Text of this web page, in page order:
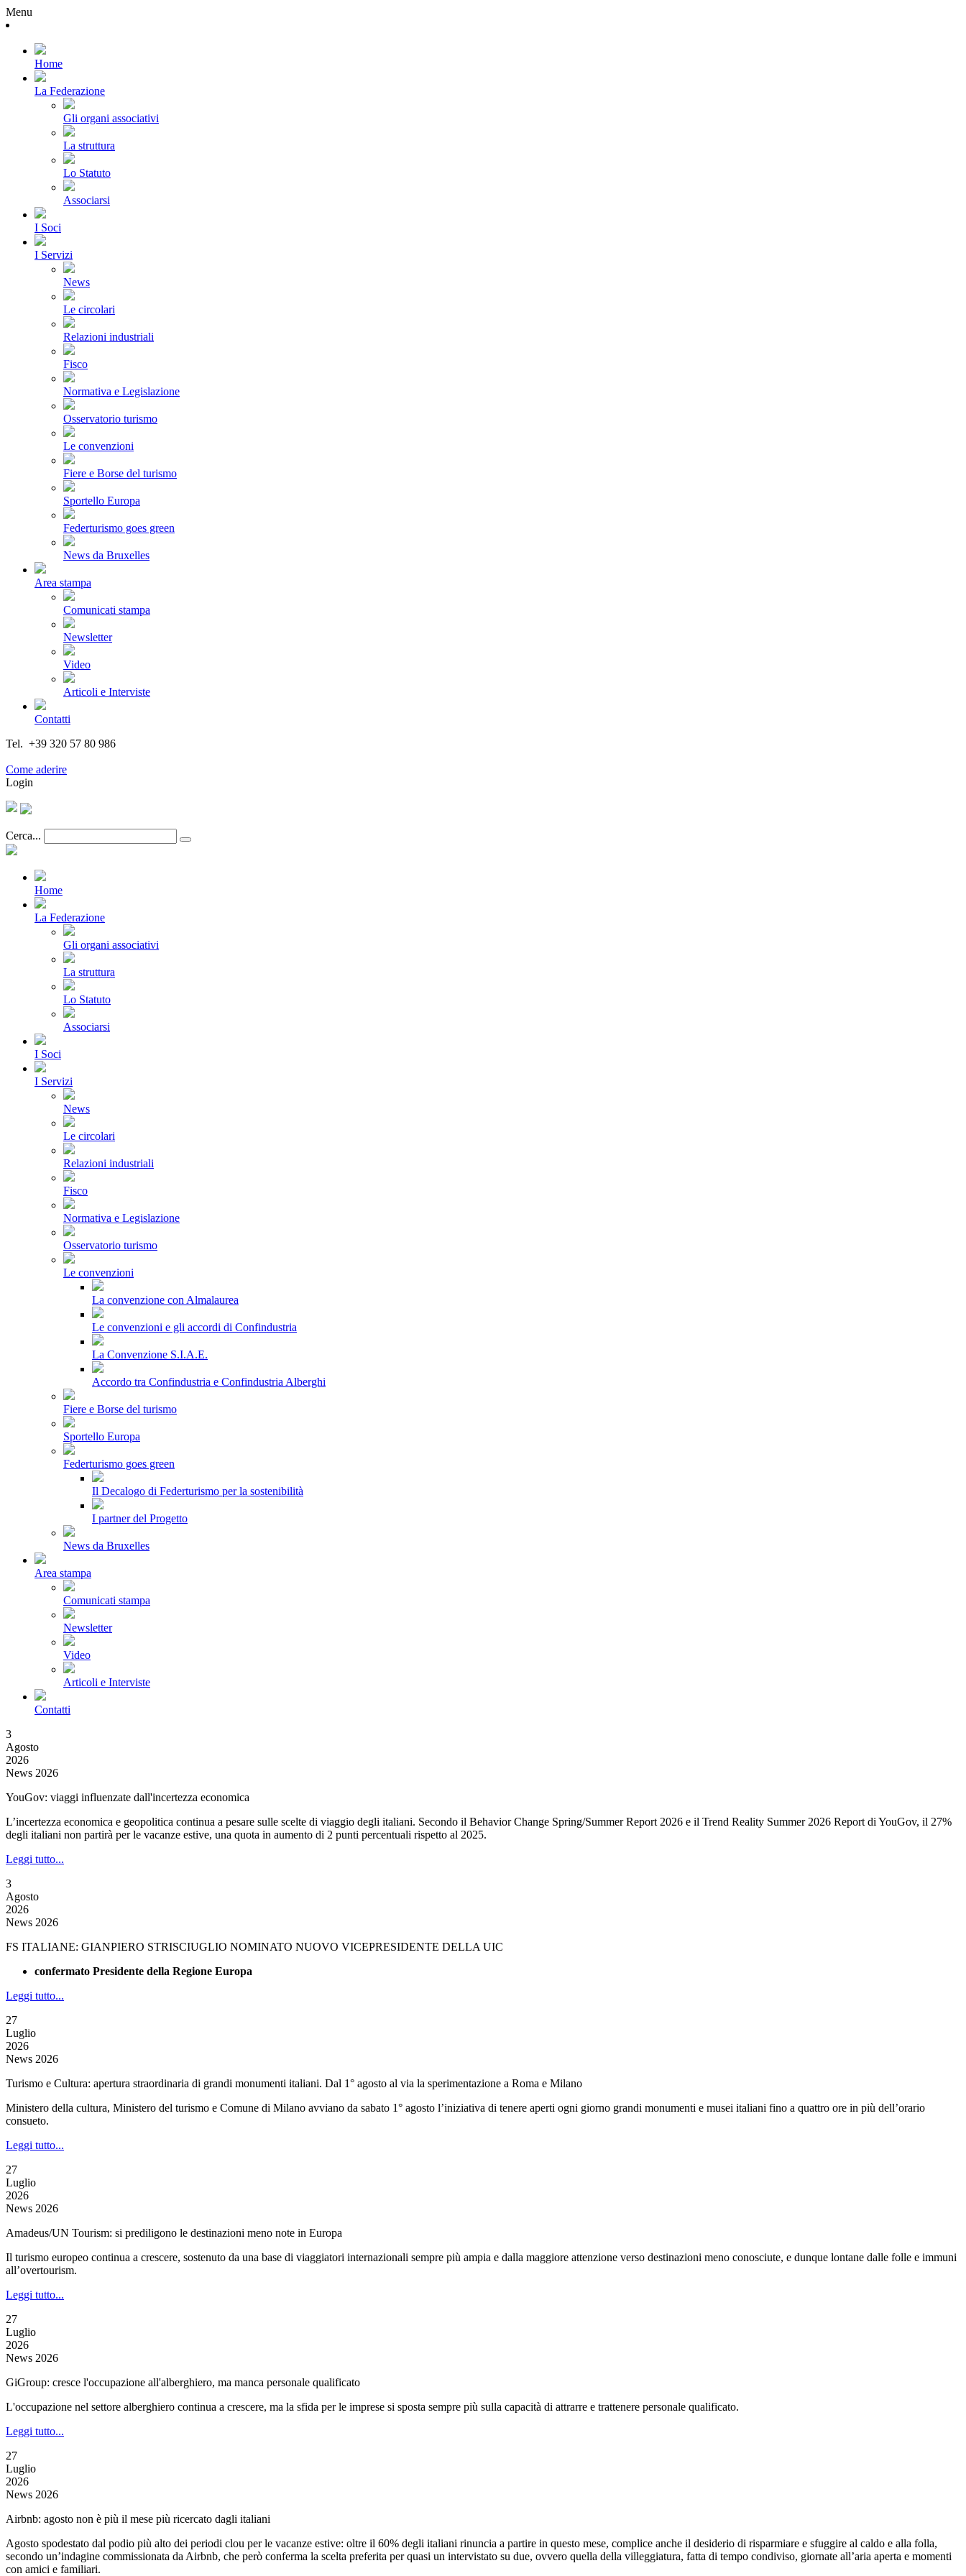
Menu
Home
La Federazione
Gli organi associativi
La struttura
Lo Statuto
Associarsi
I Soci
I Servizi
News
Le circolari
Relazioni industriali
Fisco
Normativa e Legislazione
Osservatorio turismo
Le convenzioni
Fiere e Borse del turismo
Sportello Europa
Federturismo goes green
News da Bruxelles
Area stampa
Comunicati stampa
Newsletter
Video
Articoli e Interviste
Contatti
Tel. +39 320 57 80 986
Come aderire
Login
Cerca...
Home
La Federazione
Gli organi associativi
La struttura
Lo Statuto
Associarsi
I Soci
I Servizi
News
Le circolari
Relazioni industriali
Fisco
Normativa e Legislazione
Osservatorio turismo
Le convenzioni
La convenzione con Almalaurea
Le convenzioni e gli accordi di Confindustria
La Convenzione S.I.A.E.
Accordo tra Confindustria e Confindustria Alberghi
Fiere e Borse del turismo
Sportello Europa
Federturismo goes green
Il Decalogo di Federturismo per la sostenibilità
I partner del Progetto
News da Bruxelles
Area stampa
Comunicati stampa
Newsletter
Video
Articoli e Interviste
Contatti
3
Agosto
2026
News 2026
YouGov: viaggi influenzate dall'incertezza economica
L’incertezza economica e geopolitica continua a pesare sulle scelte di viaggio degli italiani. Secondo il Behavior Change Spring/Summer Report 2026 e il Trend Reality Summer 2026 Report di YouGov, il 27%
degli italiani non partirà per le vacanze estive, una quota in aumento di 2 punti percentuali rispetto al 2025.
Leggi tutto...
3
Agosto
2026
News 2026
FS ITALIANE: GIANPIERO STRISCIUGLIO NOMINATO NUOVO VICEPRESIDENTE DELLA UIC
confermato Presidente della Regione Europa
Leggi tutto...
27
Luglio
2026
News 2026
Turismo e Cultura: apertura straordinaria di grandi monumenti italiani. Dal 1° agosto al via la sperimentazione a Roma e Milano
Ministero della cultura, Ministero del turismo e Comune di Milano avviano da sabato 1° agosto l’iniziativa di tenere aperti ogni giorno grandi monumenti e musei italiani fino a quattro ore in più dell’orario
consueto.
Leggi tutto...
27
Luglio
2026
News 2026
Amadeus/UN Tourism: si prediligono le destinazioni meno note in Europa
Il turismo europeo continua a crescere, sostenuto da una base di viaggiatori internazionali sempre più ampia e dalla maggiore attenzione verso destinazioni meno conosciute, e dunque lontane dalle folle e immuni
all’overtourism.
Leggi tutto...
27
Luglio
2026
News 2026
GiGroup: cresce l'occupazione all'alberghiero, ma manca personale qualificato
L'occupazione nel settore alberghiero continua a crescere, ma la sfida per le imprese si sposta sempre più sulla capacità di attrarre e trattenere personale qualificato.
Leggi tutto...
27
Luglio
2026
News 2026
Airbnb: agosto non è più il mese più ricercato dagli italiani
Agosto spodestato dal podio più alto dei periodi clou per le vacanze estive: oltre il 60% degli italiani rinuncia a partire in questo mese, complice anche il desiderio di risparmiare e sfuggire al caldo e alla folla,
secondo un’indagine commissionata da Airbnb, che però conferma la scelta preferita per quasi un intervistato su due, ovvero quella della villeggiatura, fatta di tempo condiviso, giornate all’aria aperta e momenti
con amici e familiari.